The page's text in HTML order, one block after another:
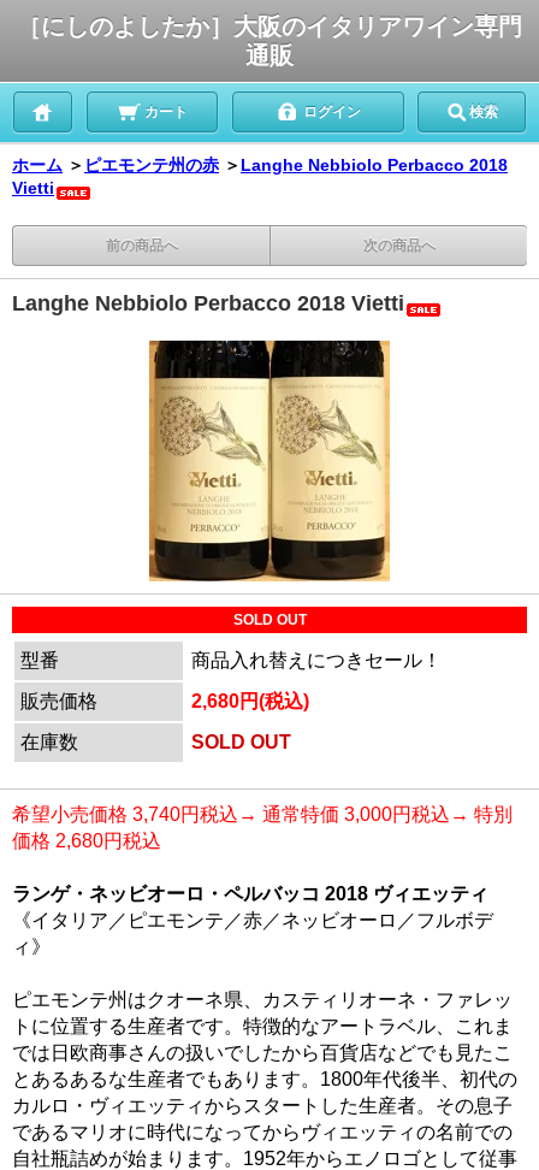
［にしのよしたか］大阪のイタリアワイン専門
通販
カート ログイン 検索
ホーム ＞ ピエモンテ州の赤 ＞ Langhe Nebbiolo Perbacco 2018
Vietti
前の商品へ 次の商品へ
Langhe Nebbiolo Perbacco 2018 Vietti
SOLD OUT
型番
商品入れ替えにつきセール！
販売価格
2,680円(税込)
在庫数
SOLD OUT
希望小売価格 3,740円税込→ 通常特価 3,000円税込→ 特別
価格 2,680円税込
ランゲ・ネッビオーロ・ペルバッコ 2018 ヴィエッティ
《イタリア／ピエモンテ／赤／ネッビオーロ／フルボデ
ィ》
ピエモンテ州はクオーネ県、カスティリオーネ・ファレッ
トに位置する生産者です。特徴的なアートラベル、これま
では日欧商事さんの扱いでしたから百貨店などでも見たこ
とあるあるな生産者でもあります。1800年代後半、初代の
カルロ・ヴィエッティからスタートした生産者。その息子
であるマリオに時代になってからヴィエッティの名前での
自社瓶詰めが始まります。1952年からエノロゴとして従事